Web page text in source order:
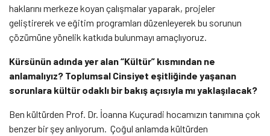
haklarını merkeze koyan çalışmalar yaparak, projeler
geliştirerek ve eğitim programları düzenleyerek bu sorunun
çözümüne yönelik katkıda bulunmayı amaçlıyoruz.
Kürsünün adında yer alan “Kültür” kısmından ne
anlamalıyız? Toplumsal Cinsiyet eşitliğinde yaşanan
sorunlara kültür odaklı bir bakış açısıyla mı yaklaşılacak?
Ben kültürden Prof. Dr. İoanna Kuçuradi hocamızın tanımına çok
benzer bir şey anlıyorum. Çoğul anlamda kültürden